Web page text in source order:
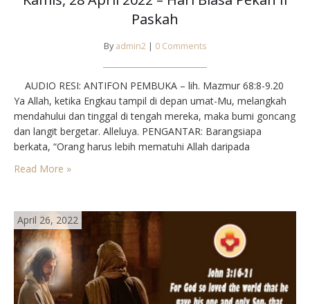
Paskah
By admin2 | 0 Comments
AUDIO RESI: ANTIFON PEMBUKA – lih. Mazmur 68:8-9.20
Ya Allah, ketika Engkau tampil di depan umat-Mu, melangkah
mendahului dan tinggal di tengah mereka, maka bumi goncang
dan langit bergetar. Alleluya. PENGANTAR: Barangsiapa
berkata, “Orang harus lebih mematuhi Allah daripada
dan ditertawakan. Orang demikian dianggap dungu. Namun,
Read More »
April 26, 2022